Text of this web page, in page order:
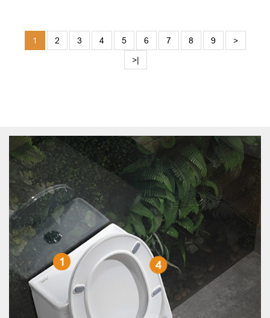
1 2 3 4 5 6 7 8 9
>
>|